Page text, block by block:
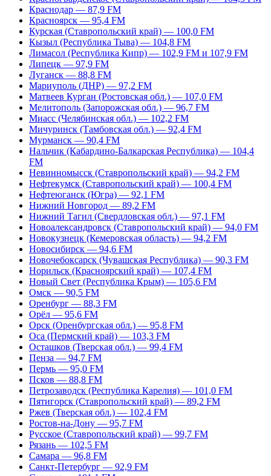
Краснодар — 87,9 FM
Красноярск — 95,4 FM
Курская (Ставропольский край) — 100,0 FM
Кызыл (Республика Тыва) — 104,8 FM
Лимасол (Республика Кипр) — 102,9 FM и 107,9 FM
Липецк — 97,9 FM
Луганск — 88,8 FM
Мариуполь (ДНР) — 97,2 FM
Матвеев Курган (Ростовская обл.) — 107,0 FM
Мелитополь (Запорожская обл.) — 96,7 FM
Миасс (Челябинская обл.) — 102,2 FM
Мичуринск (Тамбовская обл.) — 92,4 FM
Мурманск — 90,4 FM
Нальчик (Кабардино-Балкарская Республика) — 104,4
FM
Невинномысск (Ставропольский край) — 94,2 FM
Нефтекумск (Ставропольский край) — 100,4 FM
Нефтеюганск (Югра) — 92,1 FM
Нижний Новгород — 89,2 FM
Нижний Тагил (Свердловская обл.) — 97,1 FM
Новоалександровск (Ставропольский край) — 94,0 FM
Новокузнецк (Кемеровская область) — 94,2 FM
Новосибирск — 94,6 FM
Новочебоксарск (Чувашская Республика) — 90,3 FM
Норильск (Красноярский край) — 107,4 FM
Новый Свет (Республика Крым) — 105,6 FM
Омск — 90,5 FM
Оренбург — 88,3 FM
Орёл — 95,6 FM
Орск (Оренбургская обл.) — 95,8 FM
Оса (Пермский край) — 103,3 FM
Осташков (Тверская обл.) — 99,4 FM
Пенза — 94,7 FM
Пермь — 95,0 FM
Псков — 88,8 FM
Петрозаводск (Республика Карелия) — 101,0 FM
Пятигорск (Ставропольский край) — 89,2 FM
Ржев (Тверская обл.) — 102,4 FM
Ростов-на-Дону — 95,7 FM
Русское (Ставропольский край) — 99,7 FM
Рязань — 102,5 FM
Самара — 96,8 FM
Санкт-Петербург — 92,9 FM